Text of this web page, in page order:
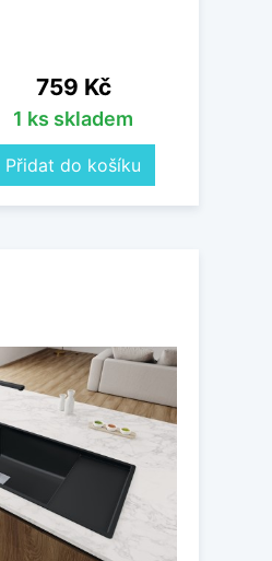
Cena
759 Kč
1 ks skladem
Přidat do košíku